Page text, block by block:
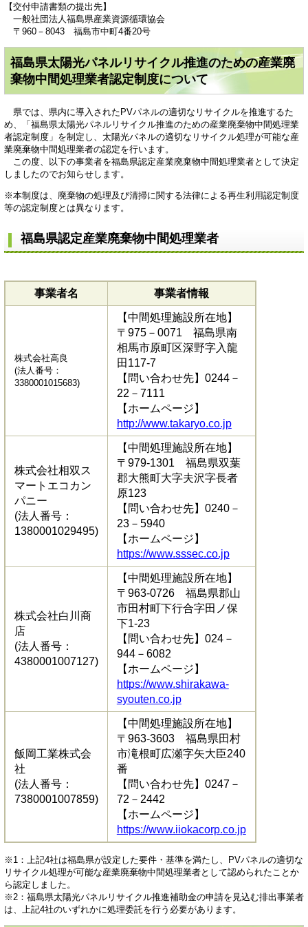
【交付申請書類の提出先】
一般社団法人福島県産業資源循環協会
〒960－8043 福島市中町4番20号
福島県太陽光パネルリサイクル推進のための産業廃
棄物中間処理業者認定制度について
県では、県内に導入されたPVパネルの適切なリサイクルを推進するた
め、「福島県太陽光パネルリサイクル推進のための産業廃棄物中間処理業
者認定制度」を制定し、太陽光パネルの適切なリサイクル処理が可能な産
業廃棄物中間処理業者の認定を行います。
この度、以下の事業者を福島県認定産業廃棄物中間処理業者として決定
しましたのでお知らせします。
※本制度は、廃棄物の処理及び清掃に関する法律による再生利用認定制度
等の認定制度とは異なります。
福島県認定産業廃棄物中間処理業者
事業者名 事業者情報
株式会社高良
(法人番号：
3380001015683)
【中間処理施設所在地】
〒975－0071 福島県南
相馬市原町区深野字入龍
田117-7
【問い合わせ先】0244－
22－7111
【ホームページ】
http://www.takaryo.co.jp
株式会社相双ス
マートエコカン
パニー
(法人番号：
1380001029495)
【中間処理施設所在地】
〒979-1301 福島県双葉
郡大熊町大字夫沢字長者
原123
【問い合わせ先】0240－
23－5940
【ホームページ】
https://www.sssec.co.jp
株式会社白川商
店
(法人番号：
4380001007127)
【中間処理施設所在地】
〒963-0726 福島県郡山
市田村町下行合字田ノ保
下1-23
【問い合わせ先】024－
944－6082
【ホームページ】
https://www.shirakawa-
syouten.co.jp
飯岡工業株式会
社
(法人番号：
7380001007859)
【中間処理施設所在地】
〒963-3603 福島県田村
市滝根町広瀬字矢大臣240
番
【問い合わせ先】0247－
72－2442
【ホームページ】
https://www.iiokacorp.co.jp
※1：上記4社は福島県が設定した要件・基準を満たし、PVパネルの適切な
リサイクル処理が可能な産業廃棄物中間処理業者として認められたことか
ら認定しました。
※2：福島県太陽光パネルリサイクル推進補助金の申請を見込む排出事業者
は、上記4社のいずれかに処理委託を行う必要があります。